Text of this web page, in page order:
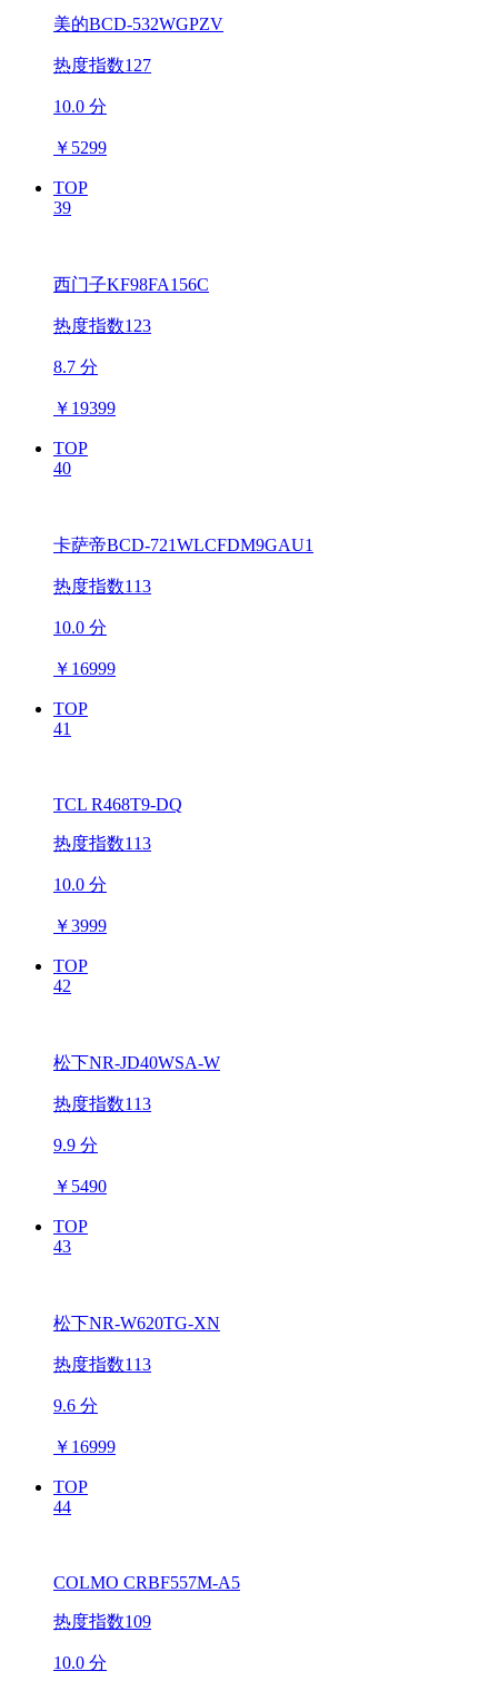
美的BCD-532WGPZV
热度指数127
10.0 分
￥ 5299
TOP
39
西门子KF98FA156C
热度指数123
8.7 分
￥ 19399
TOP
40
卡萨帝BCD-721WLCFDM9GAU1
热度指数113
10.0 分
￥ 16999
TOP
41
TCL R468T9-DQ
热度指数113
10.0 分
￥3999
TOP
42
松下NR-JD40WSA-W
热度指数113
9.9 分
￥ 5490
TOP
43
松下NR-W620TG-XN
热度指数113
9.6 分
￥ 16999
TOP
44
COLMO CRBF557M-A5
热度指数109
10.0 分